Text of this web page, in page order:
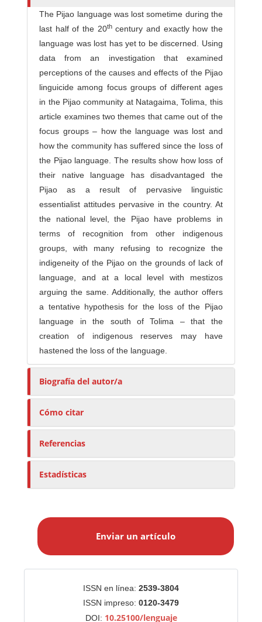
e
The Pijao language was lost sometime during the
last half of the 20thcentury and exactly how the
language was lost has yet to be discerned. Using
data from an investigation that examined
perceptions of the causes and effects of the Pijao
linguicide among focus groups of different ages
in the Pijao community at Natagaima, Tolima, this
article examines two themes that came out of the
focus groups – how the language was lost and
how the community has suffered since the loss of
the Pijao language. The results show how loss of
their native language has disadvantaged the
Pijao as a result of pervasive linguistic
essentialist attitudes pervasive in the country. At
the national level, the Pijao have problems in
terms of recognition from other indigenous
groups, with many refusing to recognize the
indigeneity of the Pijao on the grounds of lack of
language, and at a local level with mestizos
arguing the same. Additionally, the author offers
a tentative hypothesis for the loss of the Pijao
language in the south of Tolima – that the
creation of indigenous reserves may have
hastened the loss of the language.
Biografía del autor/a
Cómo citar
Referencias
Estadísticas
a
Enviar un artículo
ISSN en línea: 2539-3804
ISSN impreso: 0120-3479
DOI: 10.25100/lenguaje